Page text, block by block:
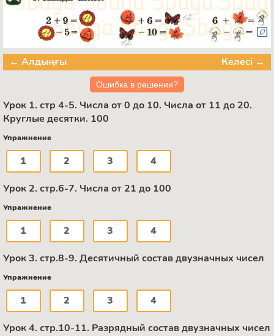
← Алдыңғы Келесі →
Ошибка в решении?
Урок 1. стр 4-5. Числа от 0 до 10. Числа от 11 до 20.
Круглые десятки. 100
Упражнение
1 2 3 4
Урок 2. стр.6-7. Числа от 21 до 100
Упражнение
1 2 3 4
Урок 3. стр.8-9. Десятичный состав двузначных чисел
Упражнение
1 2 3 4
Урок 4. стр.10-11. Разрядный состав двузначных чисел